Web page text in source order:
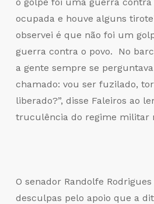
ocupada e houve alguns
observei é que não foi um
guerra contra o povo. No
a gente sempre se
chamado: vou ser fuzilado,
liberado?”, disse Faleiros ao
truculência do regime militar
O senador Randolfe Rodrigues
desculpas pelo apoio que a